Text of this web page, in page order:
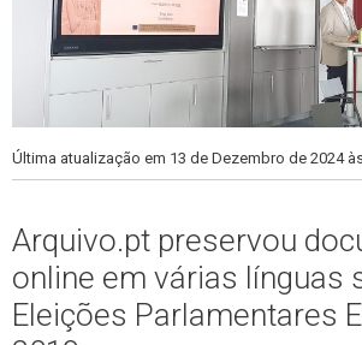
Última atualização em 13 de Dezembro de 2024
Arquivo.pt preservou
online em várias línguas
Eleições Parlamentares